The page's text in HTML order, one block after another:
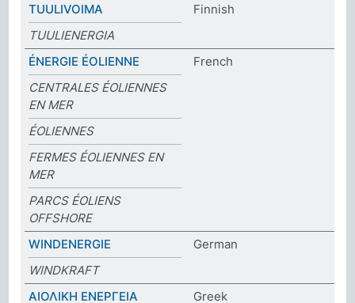
TUULIVOIMA
Finnish
TUULIENERGIA
ÉNERGIE ÉOLIENNE
French
CENTRALES ÉOLIENNES
EN MER
ÉOLIENNES
FERMES ÉOLIENNES EN
MER
PARCS ÉOLIENS
OFFSHORE
WINDENERGIE
German
WINDKRAFT
ΑΙΟΛΙΚΗ ΕΝΕΡΓΕΙΑ
Greek